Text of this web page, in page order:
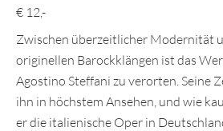
€ 12,-
Zwischen überzeitlicher Modernität
originellen Barockklängen ist das
Agostino Steffani zu verorten. Seine
ihn in höchstem Ansehen, und wie
er die italienische Oper in